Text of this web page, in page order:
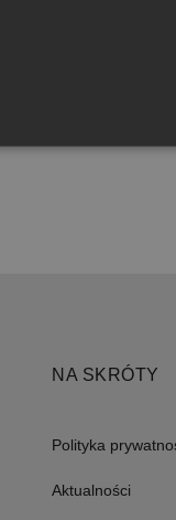
– HOW CAN I SUGGEST
NA SKRÓTY
Polityka
Aktualności